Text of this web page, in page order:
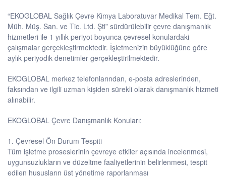
“EKOGLOBAL Sağlık Çevre Kimya Laboratuvar Medikal Tem. Eğt.
Müh. Müş. San. ve Tic. Ltd. Şti” sürdürülebilir çevre danışmanlık
hizmetleri ile 1 yıllık periyot boyunca çevresel konulardaki
çalışmalar gerçekleştirmektedir. İşletmenizin büyüklüğüne göre
aylık periyodik denetimler gerçekleştirilmektedir.
EKOGLOBAL merkez telefonlarından, e-posta adreslerinden,
faksından ve ilgili uzman kişiden sürekli olarak danışmanlık hizmeti
alınabilir.
EKOGLOBAL Çevre Danışmanlık Konuları:
1. Çevresel Ön Durum Tespiti
Tüm işletme proseslerinin çevreye etkiler açısında incelenmesi,
uygunsuzlukların ve düzeltme faaliyetlerinin belirlenmesi, tespit
edilen hususların üst yönetime raporlanması